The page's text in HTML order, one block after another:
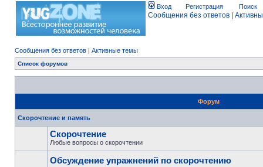
Вход Регистрация Поиск
Сообщения без ответов
Сообщения без ответов | Активные темы
Список форумов
Форум
Скорочтение и память
Скорочтение
Любые вопросы о скорочтении
Обсуждение упражнений по скорочтению